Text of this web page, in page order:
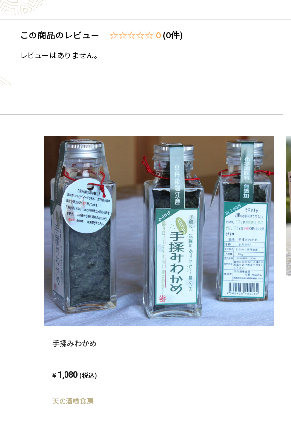
この商品のレビュー ☆☆☆☆☆ 0 (0件)
レビューはありません。
手揉みわかめ
1,080 (税込)
天の酒喰食房